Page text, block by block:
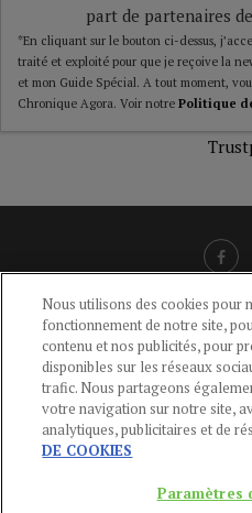
part de partenaires
*En cliquant sur le bouton ci-dessus,
traité et exploité pour que je reçoive la
et mon Guide Spécial. A tout moment,
Chronique Agora. Voir notre Politique
LIENS
CGU-POLITIQUE DE
MENTIONS
Du Lundi au
Nous utilisons des cookies pour
fonctionnement de notre site,
contenu et nos publicités, pour
disponibles sur les réseaux
trafic. Nous partageons
votre navigation sur notre site,
analytiques, publicitaires et de
DE COOKIES
Paramètres